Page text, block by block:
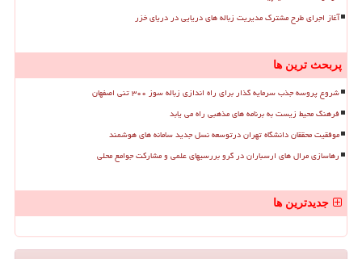
آغاز اجرای طرح مشترک مدیریت زباله های دریایی در دریای خزر
پربحث ترین ها
شروع پروسه جذب سرمایه گذار برای راه اندازی زباله سوز ۳۰۰ تنی اصفهان
فرهنگ محیط زیست به برنامه های مذهبی راه می یابد
موفقیت محققان دانشگاه تهران درتوسعه نسل جدید سامانه های هوشمند
رهاسازی مرال های ارسباران در گرو بررسیهای علمی و مشارکت جوامع محلی
جدیدترین ها